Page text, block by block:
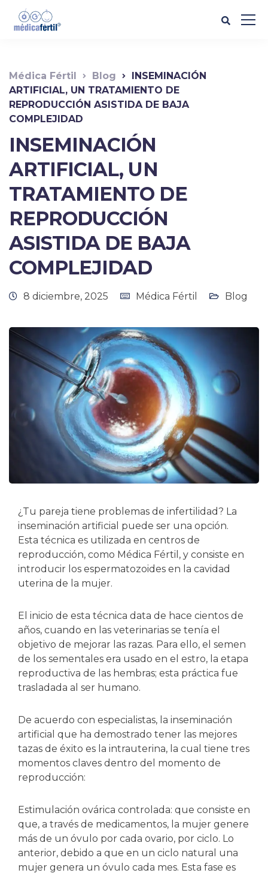
Médica Fértil Blog
INSEMINACIÓN
ARTIFICIAL, UN TRATAMIENTO DE
REPRODUCCIÓN ASISTIDA DE BAJA
COMPLEJIDAD
INSEMINACIÓN
ARTIFICIAL, UN
TRATAMIENTO DE
REPRODUCCIÓN
ASISTIDA DE BAJA
COMPLEJIDAD
8 diciembre, 2025 Médica Fértil Blog
¿Tu pareja tiene problemas de infertilidad? La
inseminación artificial puede ser una opción.
Esta técnica es utilizada en centros de
reproducción, como Médica Fértil, y consiste en
introducir los espermatozoides en la cavidad
uterina de la mujer.
El inicio de esta técnica data de hace cientos de
años, cuando en las veterinarias se tenía el
objetivo de mejorar las razas. Para ello, el semen
de los sementales era usado en el estro, la etapa
reproductiva de las hembras; esta práctica fue
trasladada al ser humano.
De acuerdo con especialistas, la inseminación
artificial que ha demostrado tener las mejores
tazas de éxito es la intrauterina, la cual tiene tres
momentos claves dentro del momento de
reproducción:
Estimulación ovárica controlada: que consiste en
que, a través de medicamentos, la mujer genere
más de un óvulo por cada ovario, por ciclo. Lo
anterior, debido a que en un ciclo natural una
mujer genera un óvulo cada mes. Esta fase es